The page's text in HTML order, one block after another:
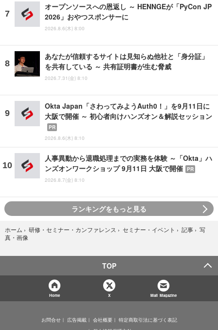
オープンソースへの恩返し ～ HENNGEが「PyCon JP
2026」おやつスポンサーに
2026.8.6(木) 8:00
あなたが信頼するサイトは見知らぬ他社と「身分証」
を共有している ～ 共有証明書が生む脅威
2026.7.31(金) 8:10
Okta Japan「さわってみようAuth0！」を9月11日に
大阪で開催 ～ 初心者向けハンズオン＆解説セッション
PR
2026.8.6(木) 8:10
人事異動から退職処理までの実務を体験 ～「Okta」ハ
ンズオンワークショップ 9月11日 大阪で開催 PR
2026.8.7(金) 8:10
ランキングをもっと見る
ホーム › 研修・セミナー・カンファレンス › セミナー・イベント › 記事 › 写
真・画像
TOP
Home X Mail Magazine
お問合せ 広告掲載 会社概要
特定商取引法に基づく表記